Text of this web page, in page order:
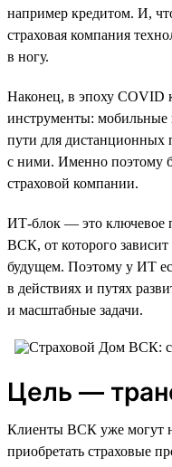
например кредитом. И,
страховая компания
в ногу.
Наконец, в эпоху COVID
инструменты: мобильные
пути для дистанционных
с ними. Именно поэтому
страховой компании.
ИТ-блок — это ключевое
ВСК, от которого
будущем. Поэтому у ИТ
в действиях и путях
и масштабные задачи.
Цель —
Клиенты ВСК уже могут
приобретать страховые